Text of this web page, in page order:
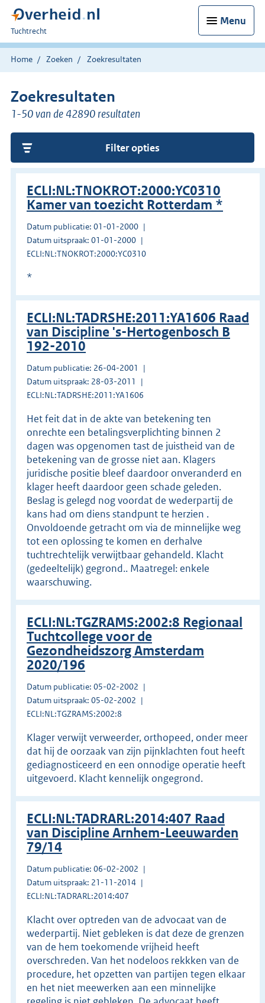
Menu
U
bent
hier:
Tuchtrecht
Home Zoeken Zoekresultaten
Zoekresultaten
1-50 van de 42890 resultaten
Filter opties
ECLI:NL:TNOKROT:2000:YC0310
Kamer van toezicht Rotterdam *
Datum publicatie: 01-01-2000
Datum uitspraak: 01-01-2000
ECLI:NL:TNOKROT:2000:YC0310
*
ECLI:NL:TADRSHE:2011:YA1606 Raad
van Discipline 's-Hertogenbosch B
192-2010
Datum publicatie: 26-04-2001
Datum uitspraak: 28-03-2011
ECLI:NL:TADRSHE:2011:YA1606
Het feit dat in de akte van betekening ten
onrechte een betalingsverplichting binnen 2
dagen was opgenomen tast de juistheid van de
betekening van de grosse niet aan. Klagers
juridische positie bleef daardoor onveranderd en
klager heeft daardoor geen schade geleden.
Beslag is gelegd nog voordat de wederpartij de
kans had om diens standpunt te herzien .
Onvoldoende getracht om via de minnelijke weg
tot een oplossing te komen en derhalve
tuchtrechtelijk verwijtbaar gehandeld. Klacht
(gedeeltelijk) gegrond.. Maatregel: enkele
waarschuwing.
ECLI:NL:TGZRAMS:2002:8 Regionaal
Tuchtcollege voor de
Gezondheidszorg Amsterdam
2020/196
Datum publicatie: 05-02-2002
Datum uitspraak: 05-02-2002
ECLI:NL:TGZRAMS:2002:8
Klager verwijt verweerder, orthopeed, onder meer
dat hij de oorzaak van zijn pijnklachten fout heeft
gediagnosticeerd en een onnodige operatie heeft
uitgevoerd. Klacht kennelijk ongegrond.
ECLI:NL:TADRARL:2014:407 Raad
van Discipline Arnhem-Leeuwarden
79/14
Datum publicatie: 06-02-2002
Datum uitspraak: 21-11-2014
ECLI:NL:TADRARL:2014:407
Klacht over optreden van de advocaat van de
wederpartij. Niet gebleken is dat deze de grenzen
van de hem toekomende vrijheid heeft
overschreden. Van het nodeloos rekkken van de
procedure, het opzetten van partijen tegen elkaar
en het niet meewerken aan een minnelijke